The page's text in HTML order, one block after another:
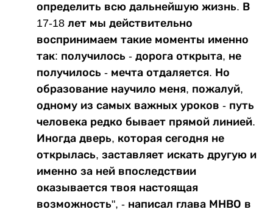
определить всю дальнейшую жизнь. В
17-18 лет мы действительно
воспринимаем такие моменты именно
так: получилось - дорога открыта, не
получилось - мечта отдаляется. Но
образование научило меня, пожалуй,
одному из самых важных уроков - путь
человека редко бывает прямой линией.
Иногда дверь, которая сегодня не
открылась, заставляет искать другую и
именно за ней впоследствии
оказывается твоя настоящая
возможность", - написал глава МНВО в